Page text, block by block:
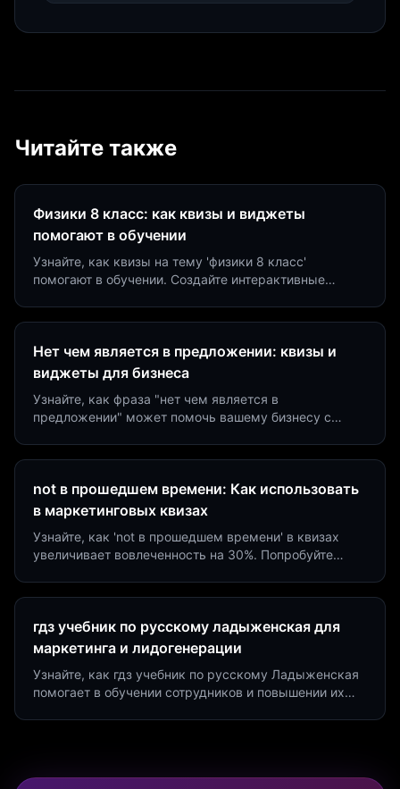
Читайте также
Физики 8 класс: как квизы и виджеты
помогают в обучении
Узнайте, как квизы на тему 'физики 8 класс'
помогают в обучении. Создайте интерактивные
Нет чем является в предложении: квизы и
виджеты для бизнеса
Узнайте, как фраза "нет чем является в
предложении" может помочь вашему бизнесу с
not в прошедшем времени: Как использовать
в маркетинговых квизах
Узнайте, как 'not в прошедшем времени' в квизах
увеличивает вовлеченность на 30%. Попробуйте
гдз учебник по русскому ладыженская для
маркетинга и лидогенерации
Узнайте, как гдз учебник по русскому Ладыженская
помогает в обучении сотрудников и повышении их